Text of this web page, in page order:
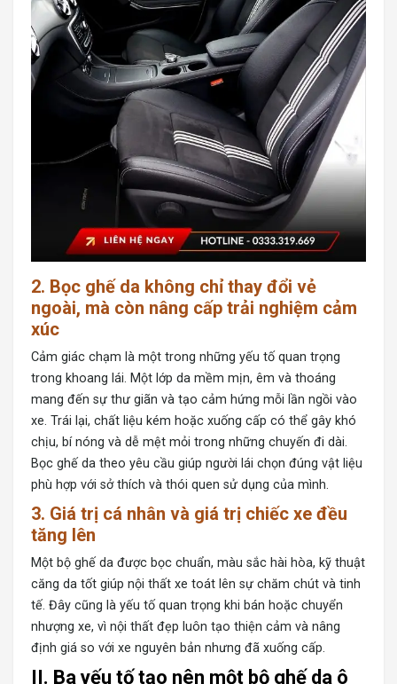
2. Bọc ghế da không chỉ thay đổi vẻ
ngoài, mà còn nâng cấp trải nghiệm cảm
xúc
Cảm giác chạm là một trong những yếu tố quan trọng
trong khoang lái. Một lớp da mềm mịn, êm và thoáng
mang đến sự thư giãn và tạo cảm hứng mỗi lần ngồi vào
xe. Trái lại, chất liệu kém hoặc xuống cấp có thể gây khó
chịu, bí nóng và dễ mệt mỏi trong những chuyến đi dài.
Bọc ghế da theo yêu cầu giúp người lái chọn đúng vật liệu
phù hợp với sở thích và thói quen sử dụng của mình.
3. Giá trị cá nhân và giá trị chiếc xe đều
tăng lên
Một bộ ghế da được bọc chuẩn, màu sắc hài hòa, kỹ thuật
căng da tốt giúp nội thất xe toát lên sự chăm chút và tinh
tế. Đây cũng là yếu tố quan trọng khi bán hoặc chuyển
nhượng xe, vì nội thất đẹp luôn tạo thiện cảm và nâng
định giá so với xe nguyên bản nhưng đã xuống cấp.
II. Ba yếu tố tạo nên một bộ ghế da ô